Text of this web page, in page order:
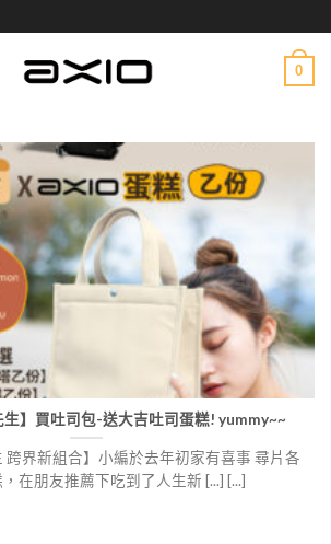
0
生】買吐司包-送大吉吐司蛋糕! yummy~~
跨界新組合】小編於去年初家有喜事 尋片各
在朋友推薦下吃到了人生新 [...] [...]